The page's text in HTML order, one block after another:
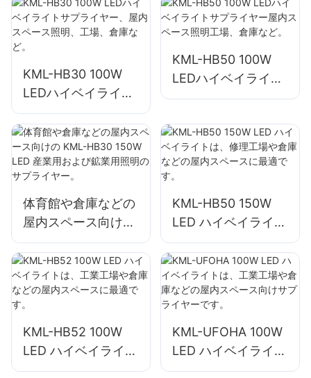
庫など。
KML-HB30 100W
LEDハイベイライト
サプライヤー、屋内
スペース照明、工
場、倉庫など。
KML-HB50 100W
LEDハイベイライト
サプライヤー屋内ス
庫など。
体育館や倉庫などの
屋内スペース向けの
KML-HB30 150W
LED 産業用および鉱
業用照明のサプライ
ヤー。
KML-HB50 150W
LED ハイベイライト
は、修理工場や倉庫
などの屋内スペース
に最適です。
KML-HB52 100W
LED ハイベイライト
は、工業工場や倉庫
KML-UFOHA 100W
LED ハイベイライト
は、工業工場や倉庫